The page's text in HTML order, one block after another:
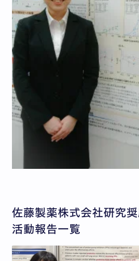
佐藤製薬株式会社研究
活動報告一覧